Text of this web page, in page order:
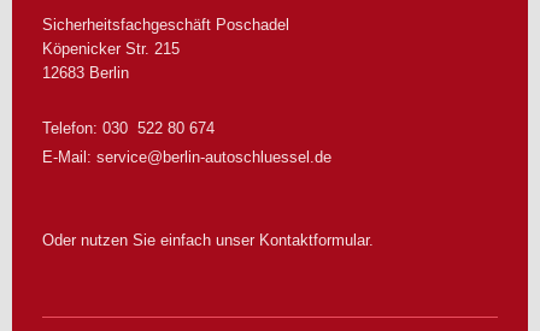
Sicherheitsfachgeschäft Poschadel
Köpenicker Str. 215
12683 Berlin
Telefon: 030 522 80 674
E-Mail: service@berlin-autoschluessel.de
Oder nutzen Sie einfach unser Kontaktformular.